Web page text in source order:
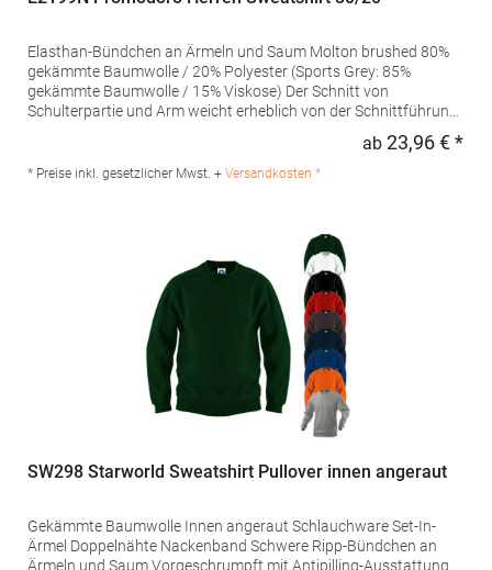
Elasthan-Bündchen an Ärmeln und Saum Molton brushed 80%
gekämmte Baumwolle / 20% Polyester (Sports Grey: 85%
gekämmte Baumwolle / 15% Viskose) Der Schnitt von
Schulterpartie und Arm weicht erheblich von der Schnittführung
g/m²Materialzusammensetzung: 80% Baumwolle / 20%
Polyester (Sports Grey: 75% Baumwolle / 17% Polyester / 8%
40472 Düsseldorf Deutschland E-Mail: info@promodoro.de
ab 23,96 € *
* Preise inkl. gesetzlicher Mwst. + Versandkosten *
SW298 Starworld Sweatshirt Pullover innen angeraut
Gekämmte Baumwolle Innen angeraut Schlauchware Set-In-
Ärmel Doppelnähte Nackenband Schwere Ripp-Bündchen an
Ärmeln und Saum Vorgeschrumpft mit Antipilling-Ausstattung